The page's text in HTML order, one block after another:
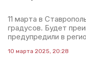
11 марта в
градусов. Будет
предупредили в
10 марта 2025, 20:28